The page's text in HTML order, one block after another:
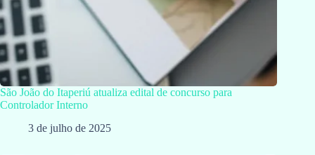
São João do Itaperiú atualiza edital de concurso para
Controlador Interno
3 de julho de 2025